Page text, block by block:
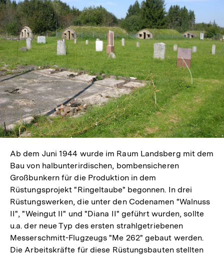
Ab dem Juni 1944 wurde im Raum Landsberg mit dem
Bau von halbunterirdischen, bombensicheren
Großbunkern für die Produktion in dem
Rüstungsprojekt "Ringeltaube" begonnen. In drei
Rüstungswerken, die unter den Codenamen "Walnuss
II", "Weingut II" und "Diana II" geführt wurden, sollte
u.a. der neue Typ des ersten strahlgetriebenen
Messerschmitt-Flugzeugs "Me 262" gebaut werden.
Die Arbeitskräfte für diese Rüstungsbauten stellten